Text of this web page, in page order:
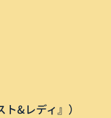
&レディ』）